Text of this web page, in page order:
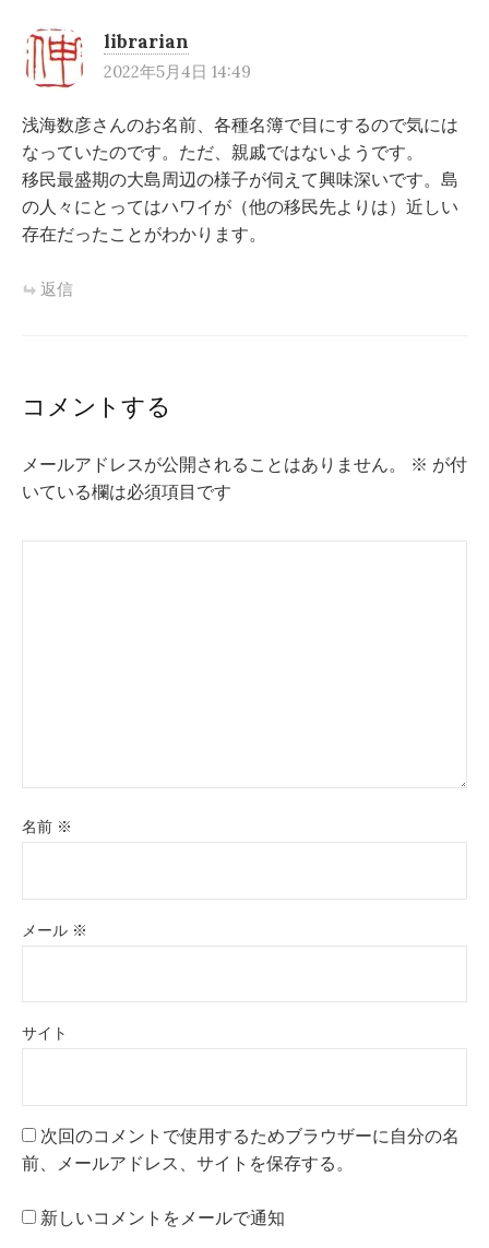
librarian
2022年5月4日 14:49
浅海数彦さんのお名前、各種名簿で目にするので気には
なっていたのです。ただ、親戚ではないようです。
移民最盛期の大島周辺の様子が伺えて興味深いです。島
の人々にとってはハワイが（他の移民先よりは）近しい
存在だったことがわかります。
返信
コメントする
メールアドレスが公開されることはありません。 ※ が付
いている欄は必須項目です
名前 ※
メール ※
サイト
次回のコメントで使用するためブラウザーに自分の名
前、メールアドレス、サイトを保存する。
新しいコメントをメールで通知